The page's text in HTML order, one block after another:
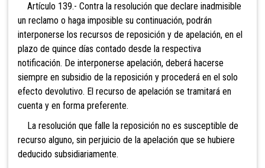
Artículo 139.- Contra la resolución que declare inadmisible
un reclamo o haga imposible su continuación, podrán
interponerse los recursos de reposición y de apelación, en el
plazo de quince días contado desde la respectiva
notificación. De interponerse apelación, deberá hacerse
siempre en subsidio de la reposición y procederá en el solo
efecto devolutivo. El recurso de apelación se tramitará en
cuenta y en forma preferente.
La resolución que falle la reposición no es susceptible de
recurso alguno, sin perjuicio de la apelación que se hubiere
deducido subsidiariamente.